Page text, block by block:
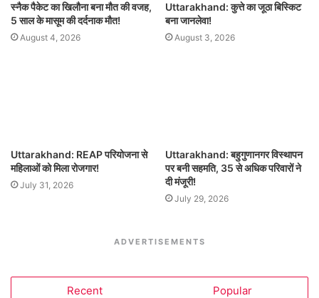
स्नैक पैकेट का खिलौना बना मौत की वजह,
5 साल के मासूम की दर्दनाक मौत!
August 4, 2026
Uttarakhand: कुत्ते का जूठा बिस्किट
बना जानलेवा!
August 3, 2026
Uttarakhand: REAP परियोजना से
महिलाओं को मिला रोजगार!
July 31, 2026
Uttarakhand: बहुगुणानगर विस्थापन
पर बनी सहमति, 35 से अधिक परिवारों ने
दी मंजूरी!
July 29, 2026
ADVERTISEMENTS
Recent Popular